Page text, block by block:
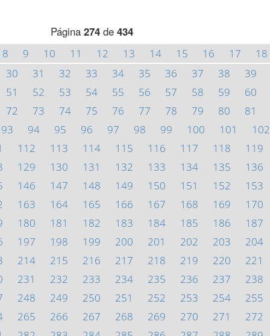
Página 274de 434
8 9 10 11 12 13 14 15 16 17 18
30 31 32 33 34 35 36 37 38 39
51 52 53 54 55 56 57 58 59 60
72 73 74 75 76 77 78 79 80 81
93 94 95 96 97 98 99 100 101 102
112 113 114 115 116 117 118 119
129 130 131 132 133 134 135 136
146 147 148 149 150 151 152 153
163 164 165 166 167 168 169 170
180 181 182 183 184 185 186 187
197 198 199 200 201 202 203 204
214 215 216 217 218 219 220 221
231 232 233 234 235 236 237 238
248 249 250 251 252 253 254 255
265 266 267 268 269 270 271 272